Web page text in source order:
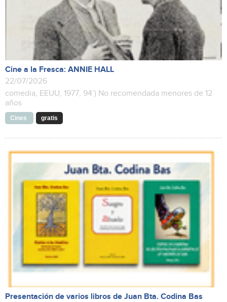
Cine a la Fresca: ANNIE HALL
22/07/2026
comedia, EEUU, 1977, 94’) No recomendada menores de 12
años
Cines gratis
Presentación de varios libros de Juan Bta. Codina Bas